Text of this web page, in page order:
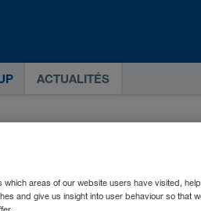
ACTUALITÉS
areas of our website users have visited,
and give us insight into user behaviour so that